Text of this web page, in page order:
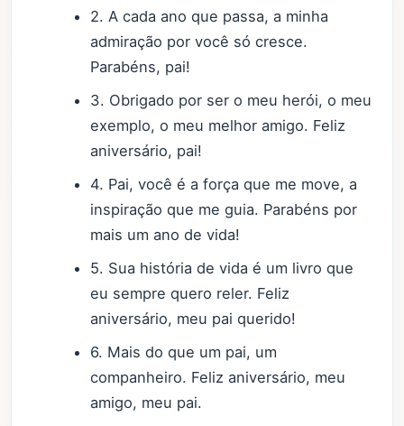
2. A cada ano que passa, a minha
admiração por você só cresce.
Parabéns, pai!
3. Obrigado por ser o meu herói, o meu
exemplo, o meu melhor amigo. Feliz
aniversário, pai!
4. Pai, você é a força que me move, a
inspiração que me guia. Parabéns por
mais um ano de vida!
5. Sua história de vida é um livro que
eu sempre quero reler. Feliz
aniversário, meu pai querido!
6. Mais do que um pai, um
companheiro. Feliz aniversário, meu
amigo, meu pai.